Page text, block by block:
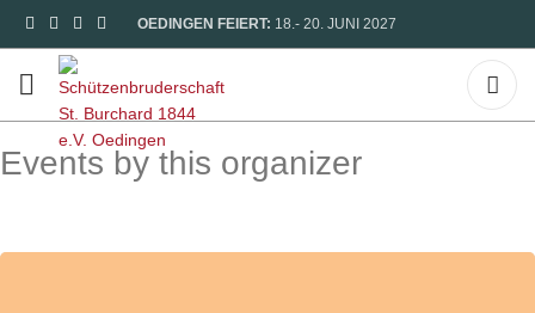
OEDINGEN FEIERT: 18.- 20. JUNI 2027
Events by this organizer